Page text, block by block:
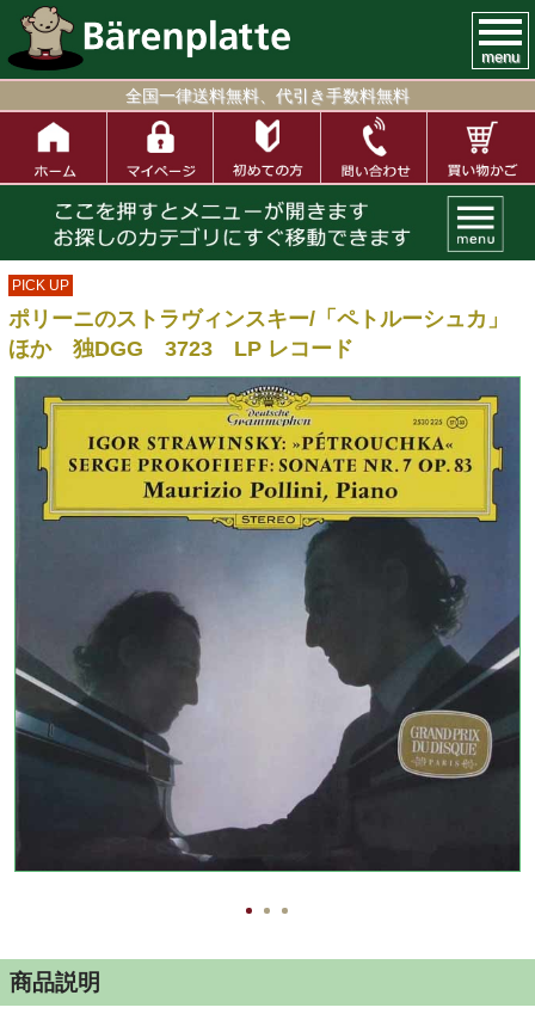
menu
全国一律送料無料、代引き手数料無料
PICK UP
ポリーニのストラヴィンスキー/「ペトルーシュカ」
ほか 独DGG 3723 LP レコード
商品説明